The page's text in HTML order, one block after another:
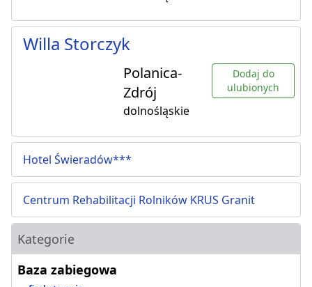
Willa Storczyk
Polanica-
Zdrój
dolnośląskie
Dodaj do
ulubionych
Hotel Świeradów***
Centrum Rehabilitacji Rolników KRUS Granit
Kategorie
Baza zabiegowa